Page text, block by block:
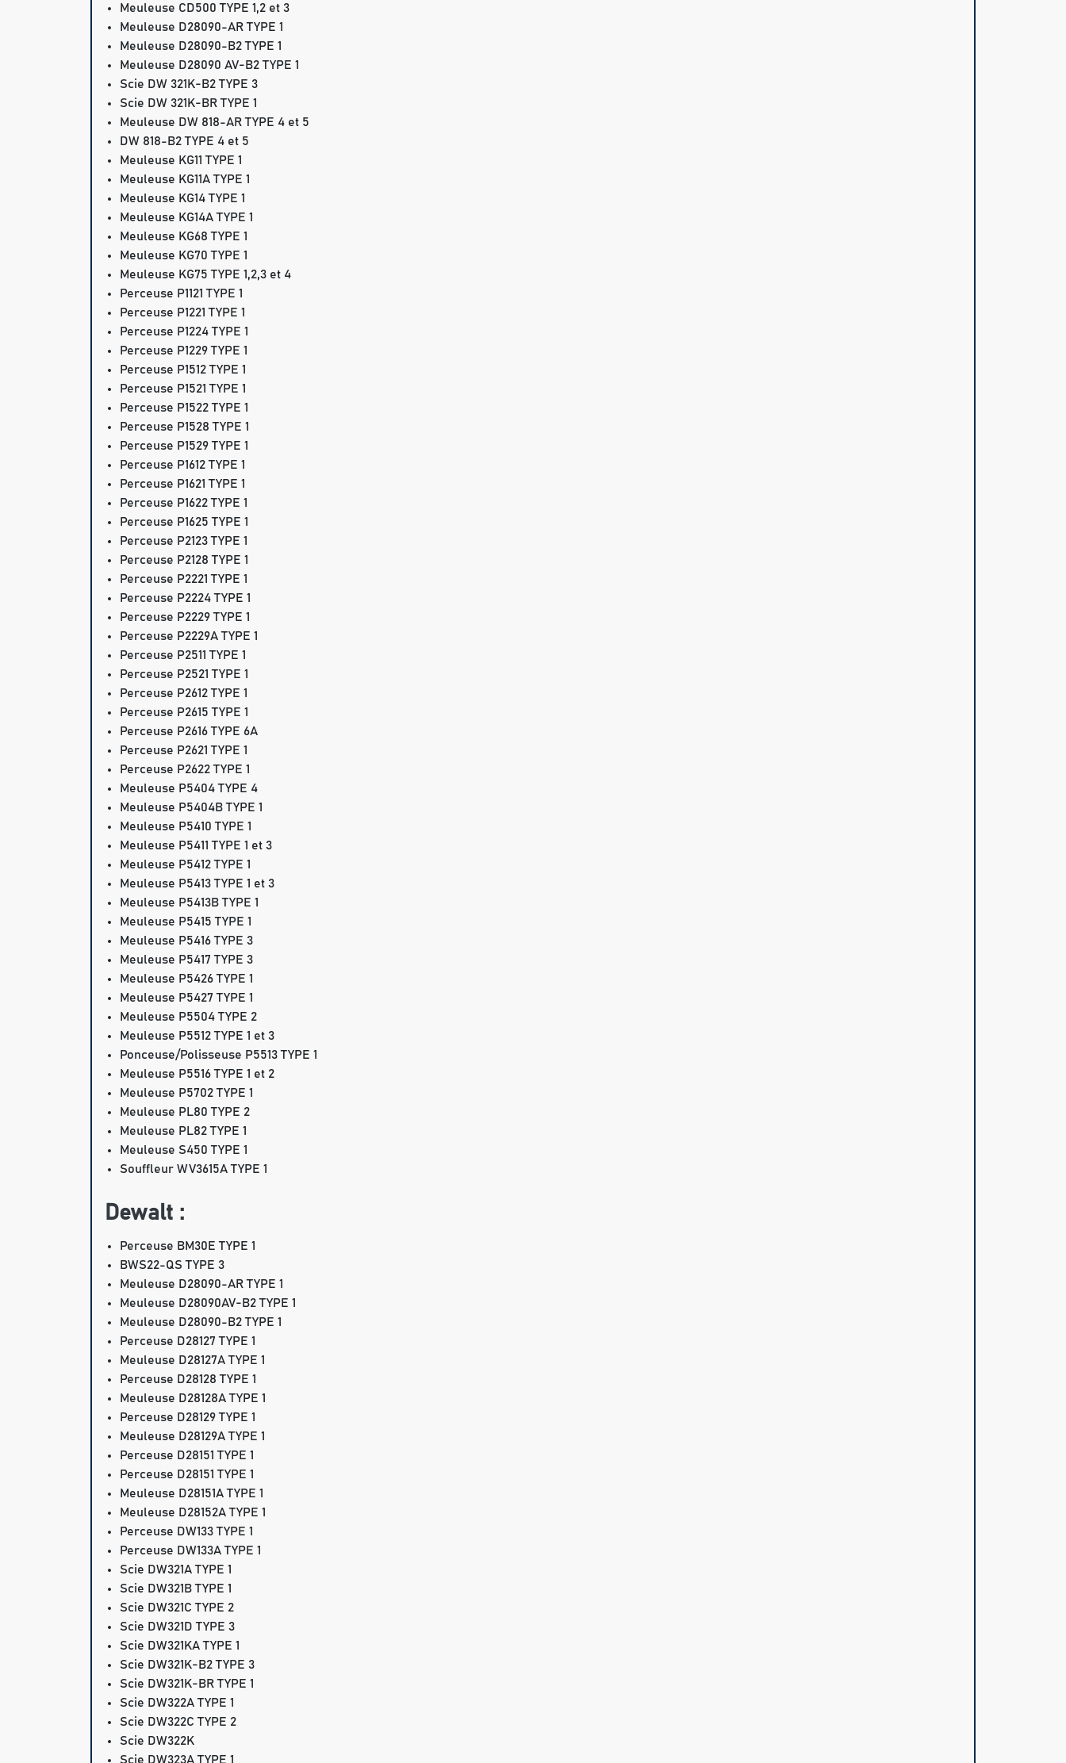
Meuleuse CD500 TYPE 1,2 et 3
Meuleuse D28090-AR TYPE 1
Meuleuse D28090-B2 TYPE 1
Meuleuse D28090 AV-B2 TYPE 1
Scie DW 321K-B2 TYPE 3
Scie DW 321K-BR TYPE 1
Meuleuse DW 818-AR TYPE 4 et 5
DW 818-B2 TYPE 4 et 5
Meuleuse KG11 TYPE 1
Meuleuse KG11A TYPE 1
Meuleuse KG14 TYPE 1
Meuleuse KG14A TYPE 1
Meuleuse KG68 TYPE 1
Meuleuse KG70 TYPE 1
Meuleuse KG75 TYPE 1,2,3 et 4
Perceuse P1121 TYPE 1
Perceuse P1221 TYPE 1
Perceuse P1224 TYPE 1
Perceuse P1229 TYPE 1
Perceuse P1512 TYPE 1
Perceuse P1521 TYPE 1
Perceuse P1522 TYPE 1
Perceuse P1528 TYPE 1
Perceuse P1529 TYPE 1
Perceuse P1612 TYPE 1
Perceuse P1621 TYPE 1
Perceuse P1622 TYPE 1
Perceuse P1625 TYPE 1
Perceuse P2123 TYPE 1
Perceuse P2128 TYPE 1
Perceuse P2221 TYPE 1
Perceuse P2224 TYPE 1
Perceuse P2229 TYPE 1
Perceuse P2229A TYPE 1
Perceuse P2511 TYPE 1
Perceuse P2521 TYPE 1
Perceuse P2612 TYPE 1
Perceuse P2615 TYPE 1
Perceuse P2616 TYPE 6A
Perceuse P2621 TYPE 1
Perceuse P2622 TYPE 1
Meuleuse P5404 TYPE 4
Meuleuse P5404B TYPE 1
Meuleuse P5410 TYPE 1
Meuleuse P5411 TYPE 1 et 3
Meuleuse P5412 TYPE 1
Meuleuse P5413 TYPE 1 et 3
Meuleuse P5413B TYPE 1
Meuleuse P5415 TYPE 1
Meuleuse P5416 TYPE 3
Meuleuse P5417 TYPE 3
Meuleuse P5426 TYPE 1
Meuleuse P5427 TYPE 1
Meuleuse P5504 TYPE 2
Meuleuse P5512 TYPE 1 et 3
Ponceuse/Polisseuse P5513 TYPE 1
Meuleuse P5516 TYPE 1 et 2
Meuleuse P5702 TYPE 1
Meuleuse PL80 TYPE 2
Meuleuse PL82 TYPE 1
Meuleuse S450 TYPE 1
Souffleur WV3615A TYPE 1
Dewalt :
Perceuse BM30E TYPE 1
BWS22-QS TYPE 3
Meuleuse D28090-AR TYPE 1
Meuleuse D28090AV-B2 TYPE 1
Meuleuse D28090-B2 TYPE 1
Perceuse D28127 TYPE 1
Meuleuse D28127A TYPE 1
Perceuse D28128 TYPE 1
Meuleuse D28128A TYPE 1
Perceuse D28129 TYPE 1
Meuleuse D28129A TYPE 1
Perceuse D28151 TYPE 1
Perceuse D28151 TYPE 1
Meuleuse D28151A TYPE 1
Meuleuse D28152A TYPE 1
Perceuse DW133 TYPE 1
Perceuse DW133A TYPE 1
Scie DW321A TYPE 1
Scie DW321B TYPE 1
Scie DW321C TYPE 2
Scie DW321D TYPE 3
Scie DW321KA TYPE 1
Scie DW321K-B2 TYPE 3
Scie DW321K-BR TYPE 1
Scie DW322A TYPE 1
Scie DW322C TYPE 2
Scie DW322K
Scie DW323A TYPE 1